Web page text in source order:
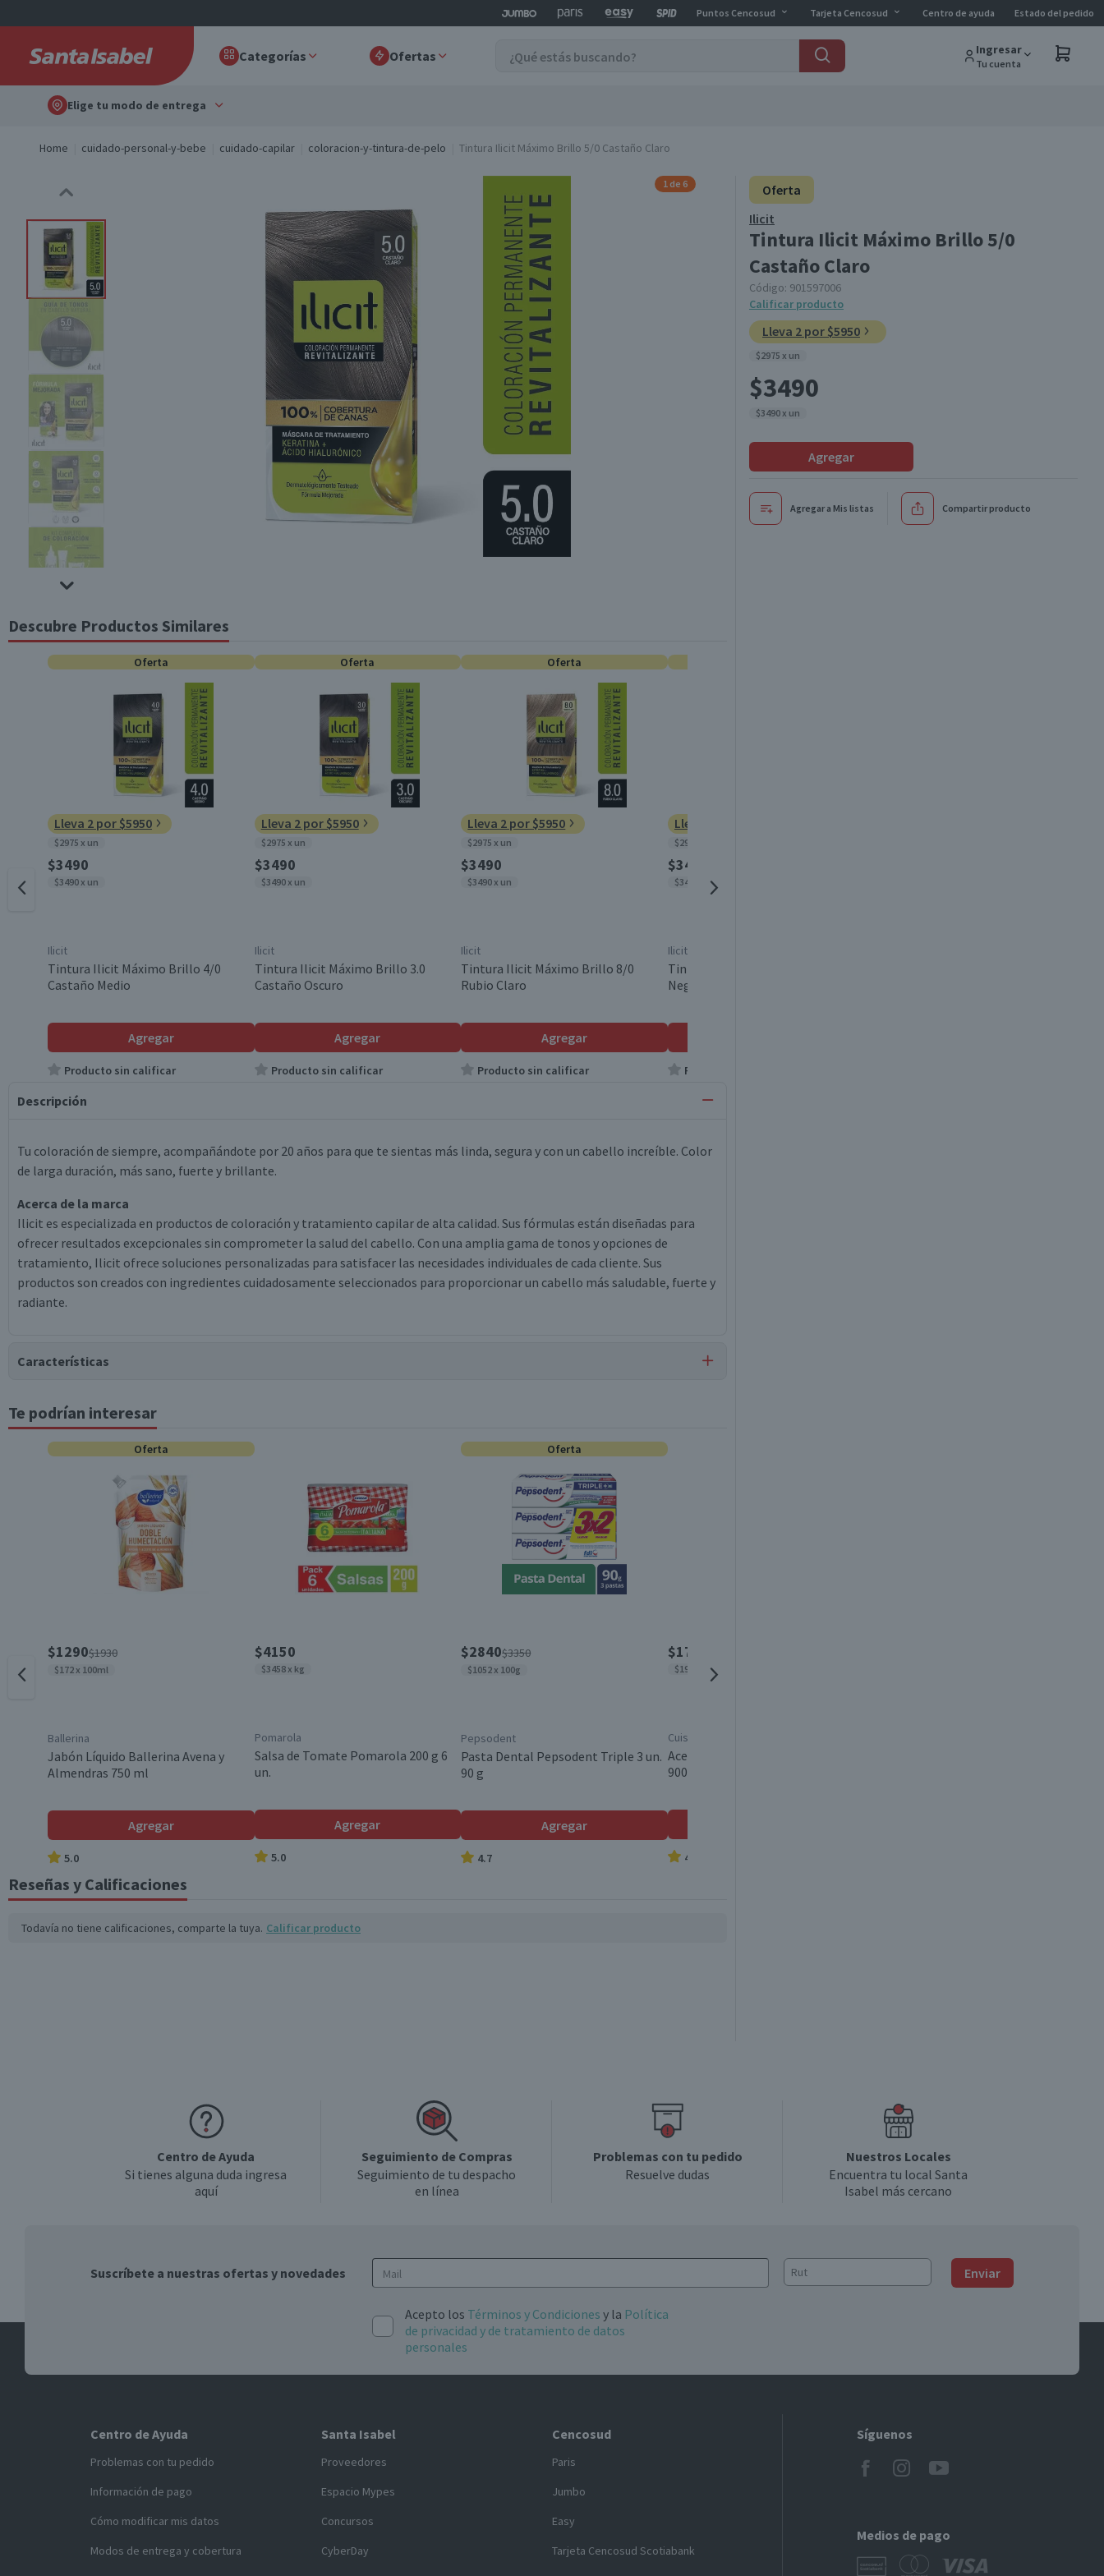
Puntos Cencosud Tarjeta Cencosud Centro de ayuda Estado del pedido
Categorías Ofertas Ingresar
Tu cuenta
Elige tu modo de entrega
Home cuidado-personal-y-bebe cuidado-capilar coloracion-y-tintura-de-pelo Tintura Ilicit Máximo Brillo 5/0 Castaño Claro
Oferta
Ilicit
Tintura Ilicit Máximo Brillo 5/0
Castaño Claro
Código: 901597006
Calificar producto
Lleva 2 por $5950
$2975 x un
$3490
$3490 x un
Agregar
Agregar a Mis listas Compartir producto
1 de 6
Descubre Productos Similares
Oferta
Lleva 2 por $5950
$2975 x un
$3490
$3490 x un
Ilicit
Tintura Ilicit Máximo Brillo 4/0
Castaño Medio
Agregar
Producto sin calificar
Oferta
Lleva 2 por $5950
$2975 x un
$3490
$3490 x un
Ilicit
Tintura Ilicit Máximo Brillo 3.0
Castaño Oscuro
Agregar
Producto sin calificar
Oferta
Lleva 2 por $5950
$2975 x un
$3490
$3490 x un
Ilicit
Tintura Ilicit Máximo Brillo 8/0
Rubio Claro
Agregar
Producto sin calificar
Lleva 2 por $5950
$2975 x un
$3490
$3490 x un
Ilicit
Tintura Ilicit Máximo Brillo 1/0
Negro
Producto sin calificar
Descripción
Tu coloración de siempre, acompañándote por 20 años para que te sientas más linda, segura y con un cabello increíble. Color
de larga duración, más sano, fuerte y brillante.
Acerca de la marca
Ilicit es especializada en productos de coloración y tratamiento capilar de alta calidad. Sus fórmulas están diseñadas para
ofrecer resultados excepcionales sin comprometer la salud del cabello. Con una amplia gama de tonos y opciones de
tratamiento, Ilicit ofrece soluciones personalizadas para satisfacer las necesidades individuales de cada cliente. Sus
productos son creados con ingredientes cuidadosamente seleccionados para proporcionar un cabello más saludable, fuerte y
radiante.
Características
Tipo de Producto
Característica Sustentable
1 unidad
[""]
Te podrían interesar
Oferta
$1290$1930
$172 x 100ml
Ballerina
Jabón Líquido Ballerina Avena y
Almendras 750 ml
Agregar
5.0
$4150
$3458 x kg
Pomarola
Salsa de Tomate Pomarola 200 g 6
un.
Agregar
5.0
Oferta
$2840$3350
$1052 x 100g
Pepsodent
Pasta Dental Pepsodent Triple 3 un.
90 g
Agregar
4.7
$1790
$1989 x lt
Cuisine & Co
Aceite Vegetal Libre de Colesterol
900 ml
4.8
Reseñas y Calificaciones
Todavía no tiene calificaciones, comparte la tuya. Calificar producto
Centro de Ayuda
Si tienes alguna duda ingresa
aquí
Seguimiento de Compras
Seguimiento de tu despacho
en línea
Problemas con tu pedido
Resuelve dudas
Nuestros Locales
Encuentra tu local Santa
Isabel más cercano
Suscríbete a nuestras ofertas y novedades Enviar
Acepto los Términos y Condiciones y la Política
de privacidad y de tratamiento de datos
personales
Centro de Ayuda
Problemas con tu pedido
Información de pago
Cómo modificar mis datos
Modos de entrega y cobertura
Santa Isabel
Proveedores
Espacio Mypes
Concursos
CyberDay
Cencosud
Paris
Jumbo
Easy
Tarjeta Cencosud Scotiabank
Síguenos
Medios de pago